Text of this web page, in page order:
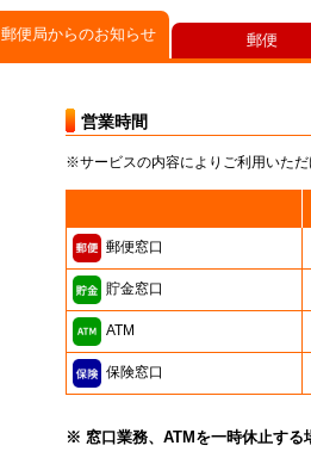
郵便局からのお知らせ
営業時間
※サービスの内容によりご利用いただ
郵便窓口
貯金窓口
ATM
保険窓口
※ 窓口業務、ATMを一時休止する
郵便